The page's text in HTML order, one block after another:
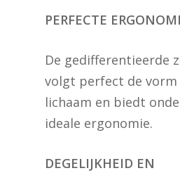
PERFECTE
De gedifferentieerde
volgt perfect de vorm
lichaam en biedt
ideale ergonomie.
DEGELIJKHEID EN